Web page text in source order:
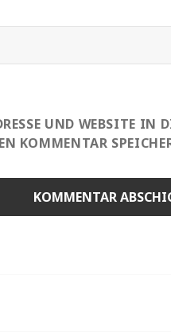
UND WEBSITE IN
KOMMENTAR